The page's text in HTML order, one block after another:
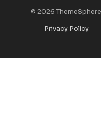
© 2026
Privacy Policy